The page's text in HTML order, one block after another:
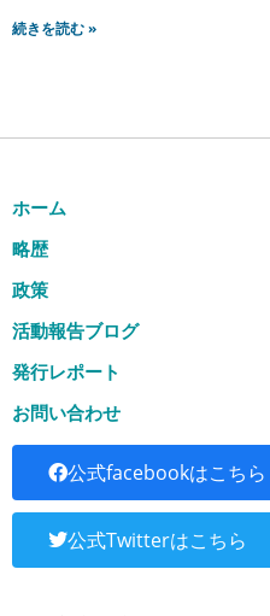
続きを読む »
ホーム
略歴
政策
活動報告ブログ
発行レポート
お問い合わせ
公式facebookはこちら
公式Twitterはこちら